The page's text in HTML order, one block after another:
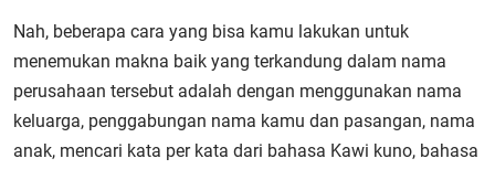
Nah, beberapa cara yang bisa kamu lakukan untuk
menemukan makna baik yang terkandung dalam nama
perusahaan tersebut adalah dengan menggunakan nama
keluarga, penggabungan nama kamu dan pasangan, nama
anak, mencari kata per kata dari bahasa Kawi kuno, bahasa